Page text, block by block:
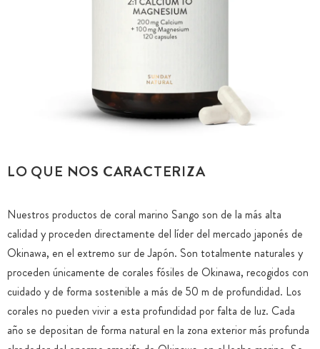
LO QUE NOS CARACTERIZA
Nuestros productos de coral marino Sango son de la más alta
calidad y proceden directamente del líder del mercado japonés de
Okinawa, en el extremo sur de Japón. Son totalmente naturales y
proceden únicamente de corales fósiles de Okinawa, recogidos con
cuidado y de forma sostenible a más de 50 m de profundidad. Los
corales no pueden vivir a esta profundidad por falta de luz. Cada
año se depositan de forma natural en la zona exterior más profunda